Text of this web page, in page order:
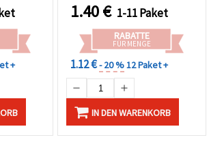
+
1.40€ 1-11 Paket
RABATTE
FÜR MENGE
1.12 €- 20 %12 Paket +
IN DEN WARENKORB